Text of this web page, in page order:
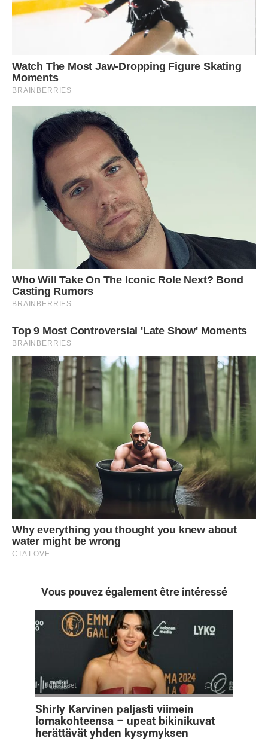
Vous pouvez également être intéressé
Julkkikset 0
Shirly Karvinen paljasti viimein
lomakohteensa – upeat bikinikuvat
herättävät yhden kysymyksen